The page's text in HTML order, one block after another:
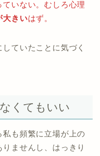
いない。むしろ心理
大きいはず。
ていたことに気づく
くてもいい
も頻繁に立場が上の
ませんし、はっきり